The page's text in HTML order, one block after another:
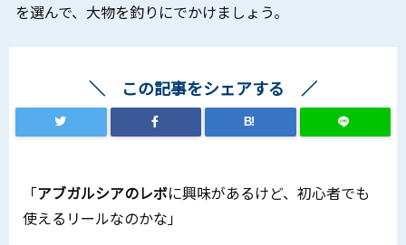
を選んで、大物を釣りにでかけましょう。
この記事をシェアする
B!
「アブガルシアのレボに興味があるけど、初心者でも
使えるリールなのかな」